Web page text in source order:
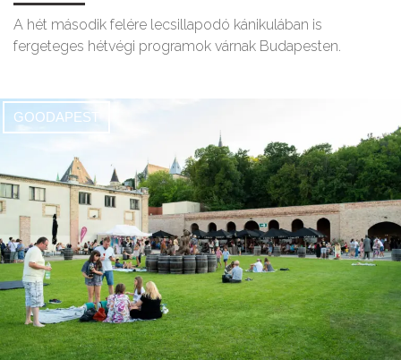
A hét második felére lecsillapodó kánikulában is
fergeteges hétvégi programok várnak Budapesten.
GOODAPEST